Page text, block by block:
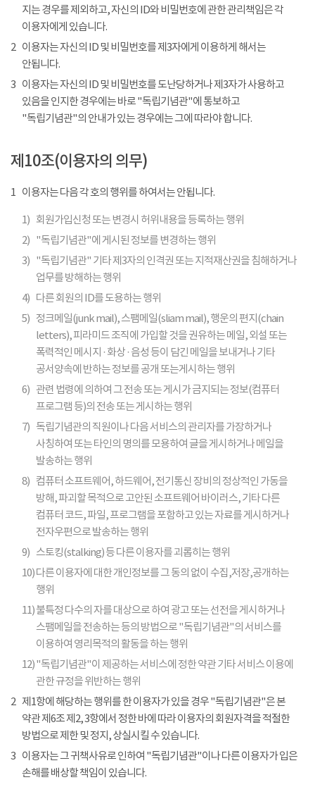
지는 경우를 제외하고, 자신의 ID와 비밀번호에 관한 관리책임은 각
이용자에게 있습니다.
2 이용자는 자신의 ID 및 비밀번호를 제3자에게 이용하게 해서는
안됩니다.
3 이용자는 자신의 ID 및 비밀번호를 도난당하거나 제3자가 사용하고
있음을 인지한 경우에는 바로 "독립기념관"에 통보하고
"독립기념관"의 안내가 있는 경우에는 그에 따라야 합니다.
제10조(이용자의 의무)
1 이용자는 다음 각 호의 행위를 하여서는 안됩니다.
1) 회원가입신청 또는 변경시 허위내용을 등록하는 행위
2) "독립기념관"에 게시된 정보를 변경하는 행위
3) "독립기념관" 기타 제3자의 인격권 또는 지적재산권을 침해하거나
업무를 방해하는 행위
4) 다른 회원의 ID를 도용하는 행위
5) 정크메일(junk mail), 스팸메일(sliam mail), 행운의 편지(chain
letters), 피라미드 조직에 가입할 것을 권유하는 메일, 외설 또는
폭력적인 메시지 · 화상 · 음성 등이 담긴 메일을 보내거나 기타
공서양속에 반하는 정보를 공개 또는게시하는 행위
6) 관련 법령에 의하여 그 전송 또는 게시가 금지되는 정보(컴퓨터
프로그램 등)의 전송 또는 게시하는 행위
7) 독립기념관의 직원이나 다음 서비스의 관리자를 가장하거나
사칭하여 또는 타인의 명의를 모용하여 글을 게시하거나 메일을
발송하는 행위
8) 컴퓨터 소프트웨어, 하드웨어, 전기통신 장비의 정상적인 가동을
방해, 파괴할 목적으로 고안된 소프트웨어 바이러스, 기타 다른
컴퓨터 코드, 파일, 프로그램을 포함하고 있는 자료를 게시하거나
전자우편으로 발송하는 행위
9) 스토킹(stalking) 등 다른 이용자를 괴롭히는 행위
10)다른 이용자에 대한 개인정보를 그 동의 없이 수집,저장,공개하는
행위
11)불특정 다수의 자를 대상으로 하여 광고 또는 선전을 게시하거나
스팸메일을 전송하는 등의 방법으로 "독립기념관"의 서비스를
이용하여 영리목적의 활동을 하는 행위
12)"독립기념관"이 제공하는 서비스에 정한 약관 기타 서비스 이용에
관한 규정을 위반하는 행위
2 제1항에 해당하는 행위를 한 이용자가 있을 경우 "독립기념관"은 본
약관 제6조 제2, 3항에서 정한 바에 따라 이용자의 회원자격을 적절한
방법으로 제한 및 정지, 상실시킬 수 있습니다.
3 이용자는 그 귀책사유로 인하여 "독립기념관"이나 다른 이용자가 입은
손해를 배상할 책임이 있습니다.